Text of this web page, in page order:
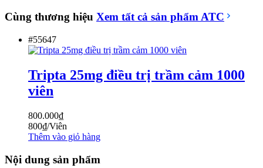
Cùng thương hiệu Xem tất cả sản phẩmATC
#55647
Tripta 25mg điều trị trầm cảm 1000
viên
800.000₫
800₫/Viên
Thêm vào giỏ hàng
Nội dung sản phẩm